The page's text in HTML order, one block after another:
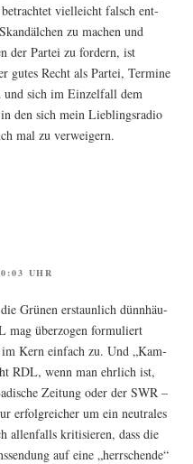
viel­leicht falsch ent­
zu machen und
der Par­tei zu for­dern, ist
gutes Recht als Par­tei, Ter­mi­ne
und sich im Ein­zel­fall dem
den sich mein Lieb­lings­ra­dio
mal zu verweigern.
UHR
Grü­nen erstaun­lich dünn­häu­
über­zo­gen for­mu­liert
im Kern ein­fach zu. Und „Kam­
RDL, wenn man ehr­lich ist,
Zei­tung oder der SWR –
erfolg­rei­cher um ein neu­tra­les
allen­falls kri­ti­sie­ren, dass die
auf eine „herr­schen­de“